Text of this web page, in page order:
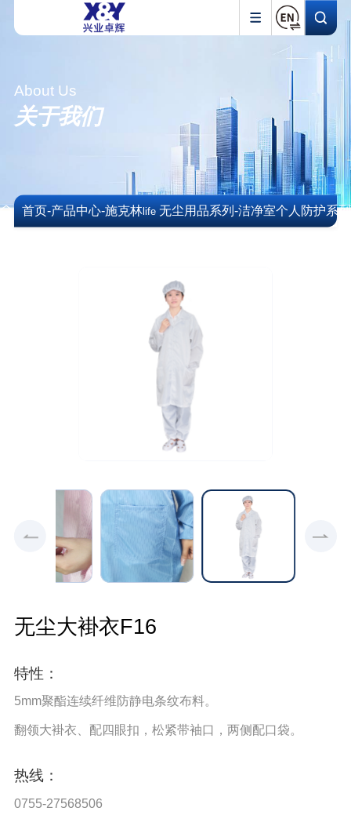
About Us
关于我们
首页-产品中心-施克林life无尘用品系列-洁净室个人防护系列
⽆尘⼤褂⾐F16
特性：
5mm聚酯连续纤维防静电条纹布料。
翻领⼤褂⾐、配四眼扣，松紧带袖⼝，两侧配⼝袋。
热线：
0755-27568506